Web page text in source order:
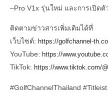
–Pro V1x รุ่นใหม่ และการเปิด
ติดตามข่าวสารเพิ่มเติมได้ที่
เว็บไซต์: https://golfchannel-
YouTube: https://
TikTok: https://www.tiktok.com/
#GolfChannelThailand #Titleist